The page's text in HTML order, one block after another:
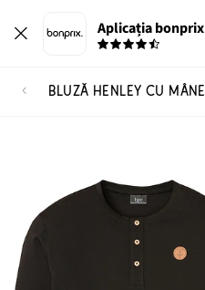
Aplicația bonprix